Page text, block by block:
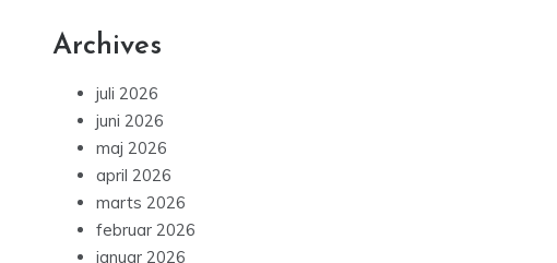
Archives
juli 2026
juni 2026
maj 2026
april 2026
marts 2026
februar 2026
januar 2026